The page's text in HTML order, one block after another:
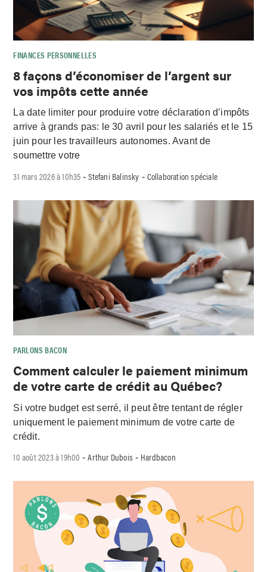
FINANCES PERSONNELLES
8 façons d’économiser de l’argent sur
vos impôts cette année
La date limiter pour produire votre déclaration d’impôts
arrive à grands pas: le 30 avril pour les salariés et le 15
juin pour les travailleurs autonomes. Avant de
soumettre votre
31 mars 2026 à 10h35 -Stefani Balinsky - Collaboration spéciale
PARLONS BACON
Comment calculer le paiement minimum
de votre carte de crédit au Québec?
Si votre budget est serré, il peut être tentant de régler
uniquement le paiement minimum de votre carte de
crédit.
10 août 2023 à 19h00 -Arthur Dubois - Hardbacon